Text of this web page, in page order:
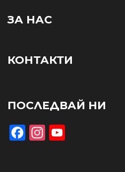
ЗА НАС
КОНТАКТИ
ПОСЛЕДВАЙ НИ
Facebook
Instagram